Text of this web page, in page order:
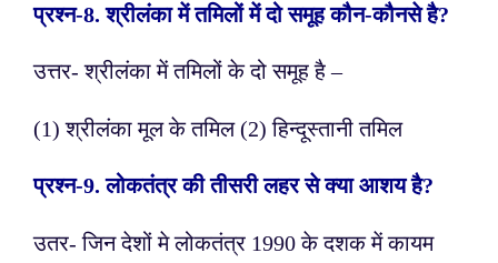
प्रश्न-8. श्रीलंका में तमिलों में दो समूह कौन-कौनसे है?
उत्तर- श्रीलंका में तमिलों के दो समूह है –
(1) श्रीलंका मूल के तमिल (2) हिन्दूस्तानी तमिल
प्रश्न-9. लोकतंत्र की तीसरी लहर से क्या आशय है?
उतर- जिन देशों मे लोकतंत्र 1990 के दशक में कायम